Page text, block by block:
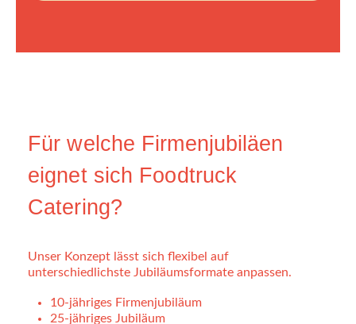
Für welche Firmenjubiläen
eignet sich Foodtruck
Catering?
Unser Konzept lässt sich flexibel auf
unterschiedlichste Jubiläumsformate anpassen.
10-jähriges Firmenjubiläum
25-jähriges Jubiläum